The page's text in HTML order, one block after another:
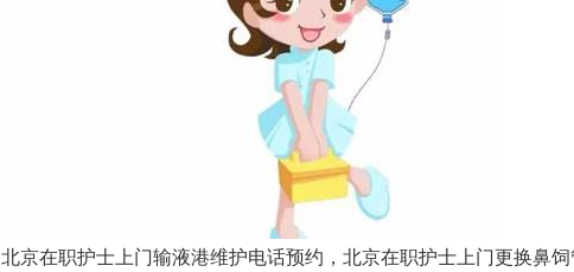
北京在职护士上门输液港维护电话预约，北京在职护士上门更换鼻饲